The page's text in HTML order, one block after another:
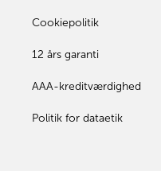
Cookiepolitik
12 års garanti
AAA-kreditværdighed
Politik for dataetik